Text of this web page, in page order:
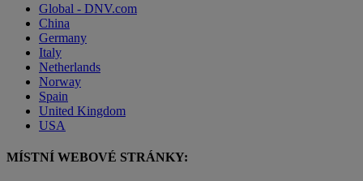
Global - DNV.com
China
Germany
Italy
Netherlands
Norway
Spain
United Kingdom
USA
MÍSTNÍ WEBOVÉ STRÁNKY: